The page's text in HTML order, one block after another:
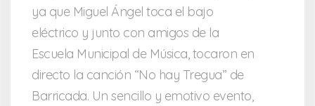
ya que Miguel Ángel toca el bajo
eléctrico y junto con amigos de la
Escuela Municipal de Música, tocaron en
directo la canción “No hay Tregua” de
Barricada. Un sencillo y emotivo evento,